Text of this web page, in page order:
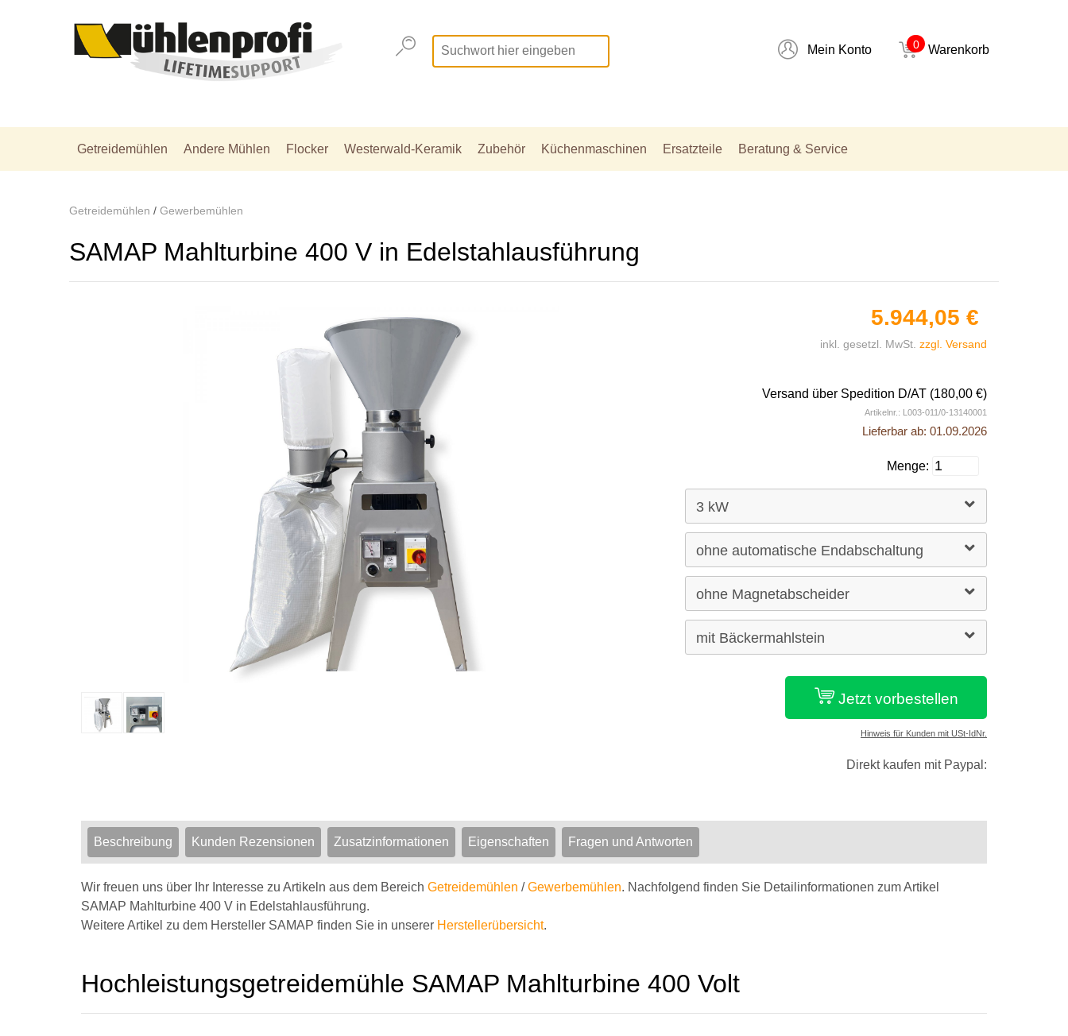
Mein Konto 0 Warenkorb
Getreidemühlen Andere Mühlen Flocker Westerwald-Keramik Zubehör Küchenmaschinen Ersatzteile Beratung & Service
Getreidemühlen / Gewerbemühlen
SAMAP Mahlturbine 400 V in Edelstahlausführung
5.944,05 €
inkl. gesetzl. MwSt. zzgl. Versand
Versand über Spedition D/AT (180,00 €)
Artikelnr.: L003-011/0-13140001
Lieferbar ab: 01.09.2026
Menge:
Jetzt vorbestellen
Hinweis für Kunden mit USt-IdNr.
Direkt kaufen mit Paypal:
Beschreibung Kunden Rezensionen Zusatzinformationen Eigenschaften Fragen und Antworten
Wir freuen uns über Ihr Interesse zu Artikeln aus dem Bereich Getreidemühlen /Gewerbemühlen. Nachfolgend finden Sie Detailinformationen zum Artikel
SAMAP Mahlturbine 400 V in Edelstahlausführung.
Weitere Artikel zu dem Hersteller SAMAP finden Sie in unserer Herstellerübersicht.
Hochleistungsgetreidemühle SAMAP Mahlturbine 400 Volt